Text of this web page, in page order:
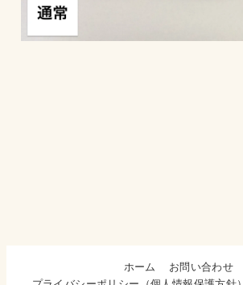
ホーム お問い合わせ